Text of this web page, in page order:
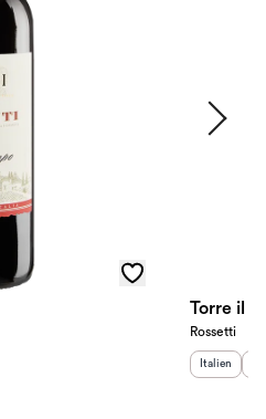
Torre il
Rossetti
Italien